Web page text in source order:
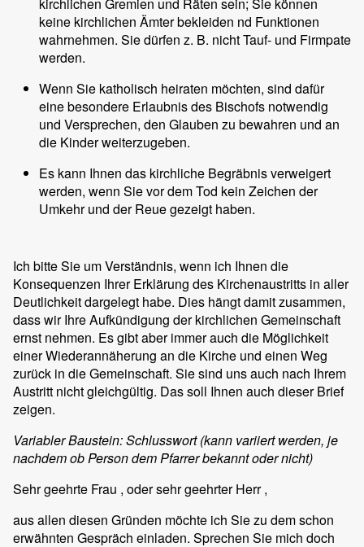
keine kirchlichen Ämter bekleiden nd Funktionen
wahrnehmen. Sie dürfen z. B. nicht Tauf- und Firmpate
werden.
Wenn Sie katholisch heiraten möchten, sind dafür
eine besondere Erlaubnis des Bischofs notwendig
und Versprechen, den Glauben zu bewahren und an
die Kinder weiterzugeben.
Es kann Ihnen das kirchliche Begräbnis verweigert
werden, wenn Sie vor dem Tod kein Zeichen der
Umkehr und der Reue gezeigt haben.
Ich bitte Sie um Verständnis, wenn ich Ihnen die
Konsequenzen Ihrer Erklärung des Kirchenaustritts in aller
Deutlichkeit dargelegt habe. Dies hängt damit zusammen,
dass wir Ihre Aufkündigung der kirchlichen Gemeinschaft
ernst nehmen. Es gibt aber immer auch die Möglichkeit
einer Wiederannäherung an die Kirche und einen Weg
zurück in die Gemeinschaft. Sie sind uns auch nach Ihrem
Austritt nicht gleichgültig. Das soll Ihnen auch dieser Brief
zeigen.
Variabler Baustein: Schlusswort (kann variiert werden, je
nachdem ob Person dem Pfarrer bekannt oder nicht)
Sehr geehrte Frau , oder sehr geehrter Herr,
aus allen diesen Gründen möchte ich Sie zu dem schon
erwähnten Gespräch einladen. Sprechen Sie mich doch